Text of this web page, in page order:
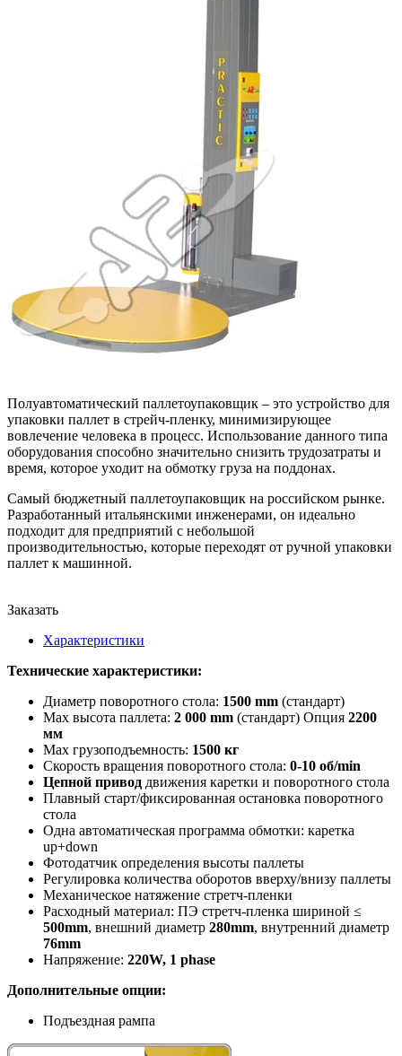
Полуавтоматический паллетоупаковщик – это устройство для
упаковки паллет в стрейч-пленку, минимизирующее
вовлечение человека в процесс. Использование данного типа
оборудования способно значительно снизить трудозатраты и
время, которое уходит на обмотку груза на поддонах.
Самый бюджетный паллетоупаковщик на российском рынке.
Разработанный итальянскими инженерами, он идеально
подходит для предприятий с небольшой
производительностью, которые переходят от ручной упаковки
паллет к машинной.
Заказать
Характеристики
Технические характеристики:
Диаметр поворотного стола: 1500 mm (стандарт)
Max высота паллета: 2 000 mm (стандарт) Опция 2200
мм
Max грузоподъемность: 1500 кг
Скорость вращения поворотного стола: 0-10 об/min
Цепной привод движения каретки и поворотного стола
Плавный старт/фиксированная остановка поворотного
стола
Одна автоматическая программа обмотки: каретка
up+down
Фотодатчик определения высоты паллеты
Регулировка количества оборотов вверху/внизу паллеты
Механическое натяжение стретч-пленки
Расходный материал: ПЭ стретч-пленка шириной ≤
500mm, внешний диаметр 280mm, внутренний диаметр
76mm
Напряжение: 220W, 1 phase
Дополнительные опции:
Подъездная рампа